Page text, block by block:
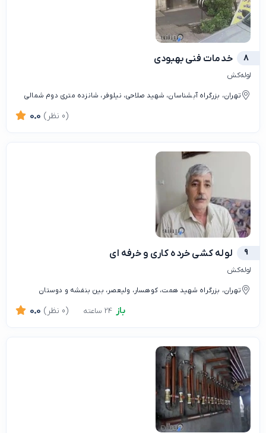
8 خدمات فنی بهبودی
لوله‌کش
تهران، بزرگراه آبشناسان، شهید صلاحی، نیلوفر، شانزده متری دوم شمالی
0.0 (0 نظر)
9 لوله کشی خرده کاری و خرفه ای
لوله‌کش
تهران، بزرگراه شهید همت، کوهسار، ولیعصر، بین بنفشه و دوستان
باز 0.0 (0 نظر)